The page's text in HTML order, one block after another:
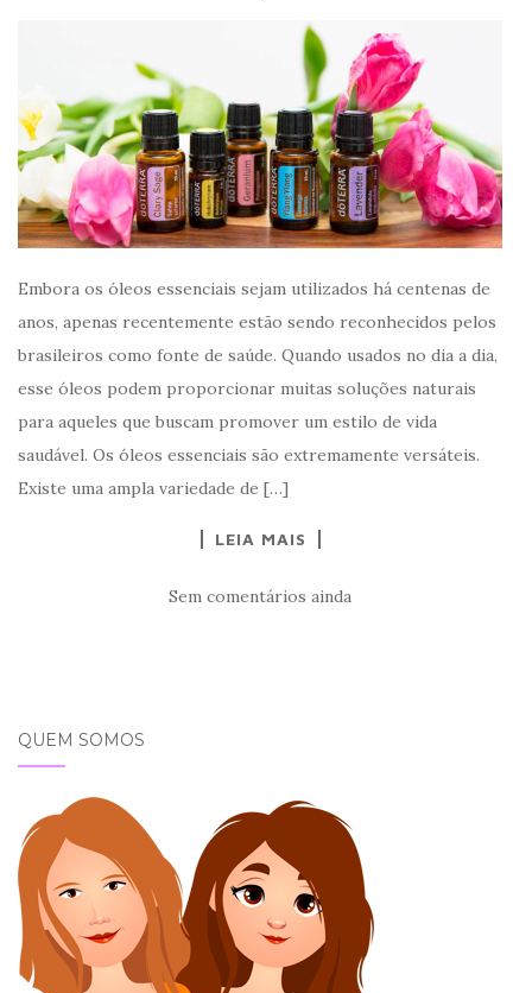
Embora os óleos essenciais sejam utilizados há centenas de
anos, apenas recentemente estão sendo reconhecidos pelos
brasileiros como fonte de saúde. Quando usados no dia a dia,
esse óleos podem proporcionar muitas soluções naturais
para aqueles que buscam promover um estilo de vida
saudável. Os óleos essenciais são extremamente versáteis.
Existe uma ampla variedade de […]
LEIA MAIS
Sem comentários ainda
QUEM SOMOS